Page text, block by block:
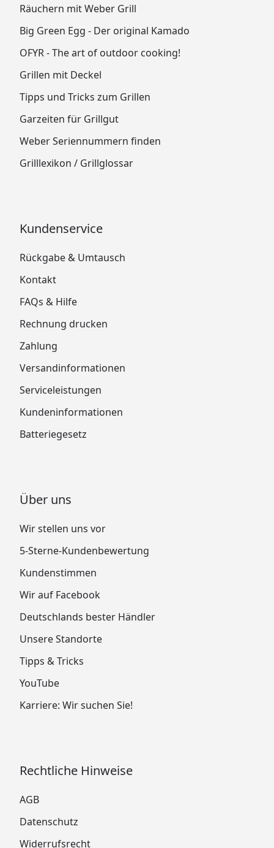
Räuchern mit Weber Grill
Big Green Egg - Der original Kamado
OFYR - The art of outdoor cooking!
Grillen mit Deckel
Tipps und Tricks zum Grillen
Garzeiten für Grillgut
Weber Seriennummern finden
Grilllexikon / Grillglossar
Kundenservice
Rückgabe & Umtausch
Kontakt
FAQs & Hilfe
Rechnung drucken
Zahlung
Versandinformationen
Serviceleistungen
Kundeninformationen
Batteriegesetz
Über uns
Wir stellen uns vor
5-Sterne-Kundenbewertung
Kundenstimmen
Wir auf Facebook
Deutschlands bester Händler
Unsere Standorte
Tipps & Tricks
YouTube
Karriere: Wir suchen Sie!
Rechtliche Hinweise
AGB
Datenschutz
Widerrufsrecht